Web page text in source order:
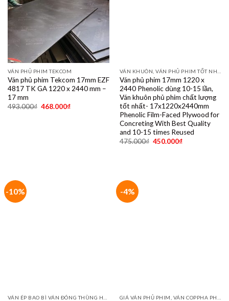
VÁN PHỦ PHIM TEKCOM
Ván phủ phim Tekcom 17mm EZF
4817 TK GA 1220 x 2440 mm –
17 mm
493.000₫ 468.000₫
Ván phủ phim 17mm 1220 x
2440 Phenolic dùng 10-15 lần,
Ván khuôn phủ phim chất lượng
tốt nhất- 17x1220x2440mm
Phenolic Film-Faced Plywood for
Concreting With Best Quality
and 10-15 times Reused
475.000₫ 450.000₫
-10% -4%